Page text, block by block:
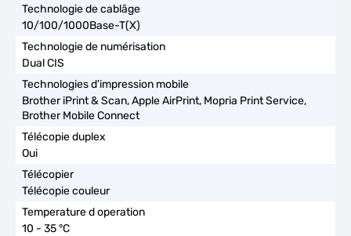
10/100/1000Base-T(X)
Dual CIS
Brother iPrint & Scan, Apple AirPrint, Mopria Print Service,
Brother Mobile Connect
Oui
Télécopie couleur
10 - 35 °C